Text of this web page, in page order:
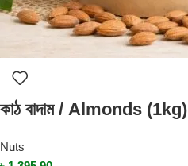
কাঠ বাদাম / Almonds (1kg)
Nuts